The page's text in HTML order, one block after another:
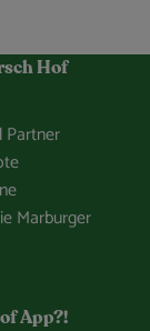
Hof
Partner
Marburger
App?!